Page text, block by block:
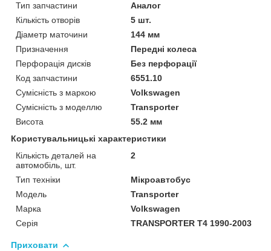
Тип запчастини
Аналог
Кількість отворів
5 шт.
Діаметр маточини
144 мм
Призначення
Передні колеса
Перфорація дисків
Без перфорації
Код запчастини
6551.10
Сумісність з маркою
Volkswagen
Сумісність з моделлю
Transporter
Висота
55.2 мм
Користувальницькі характеристики
Кількість деталей на
автомобіль, шт.
2
Тип техніки
Мікроавтобус
Модель
Transporter
Марка
Volkswagen
Серія
TRANSPORTER T4 1990-2003
Приховати